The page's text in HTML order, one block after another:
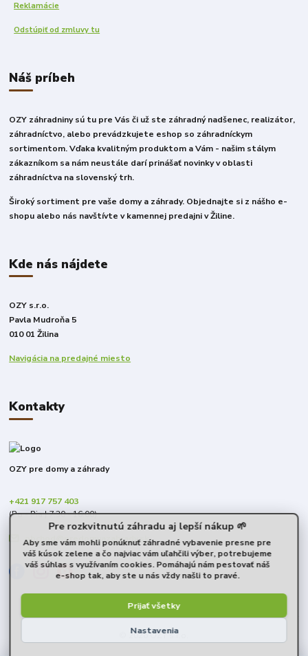
Reklamácie
Odstúpiť od zmluvy tu
Náš príbeh
OZY záhradniny sú tu pre Vás či už ste záhradný nadšenec, realizátor,
záhradníctvo, alebo prevádzkujete eshop so záhradníckym
sortimentom. Vďaka kvalitným produktom a Vám - našim stálym
zákazníkom sa nám neustále darí prinášať novinky v oblasti
záhradníctva na slovenský trh.
Široký sortiment pre vaše domy a záhrady. Objednajte si z nášho e-
shopu alebo nás navštívte v kamennej predajni v Žiline.
Kde nás nájdete
OZY s.r.o.
Pavla Mudroňa 5
010 01 Žilina
Navigácia na predajné miesto
Kontakty
OZY pre domy a záhrady
+421 917 757 403
(Po - Pia | 7:30 - 16:00)
obchod@predomyazahrady.sk
© 2026 OZY s.r.o.
Pre rozkvitnutú záhradu aj lepší nákup 🌱
Aby sme vám mohli ponúknuť záhradné vybavenie presne pre
váš kúsok zelene a čo najviac vám uľahčili výber, potrebujeme
váš súhlas s využívaním cookies. Pomáhajú nám pestovať náš
e-shop tak, aby ste u nás vždy našli to pravé.
Nastavenia
Prijať všetky